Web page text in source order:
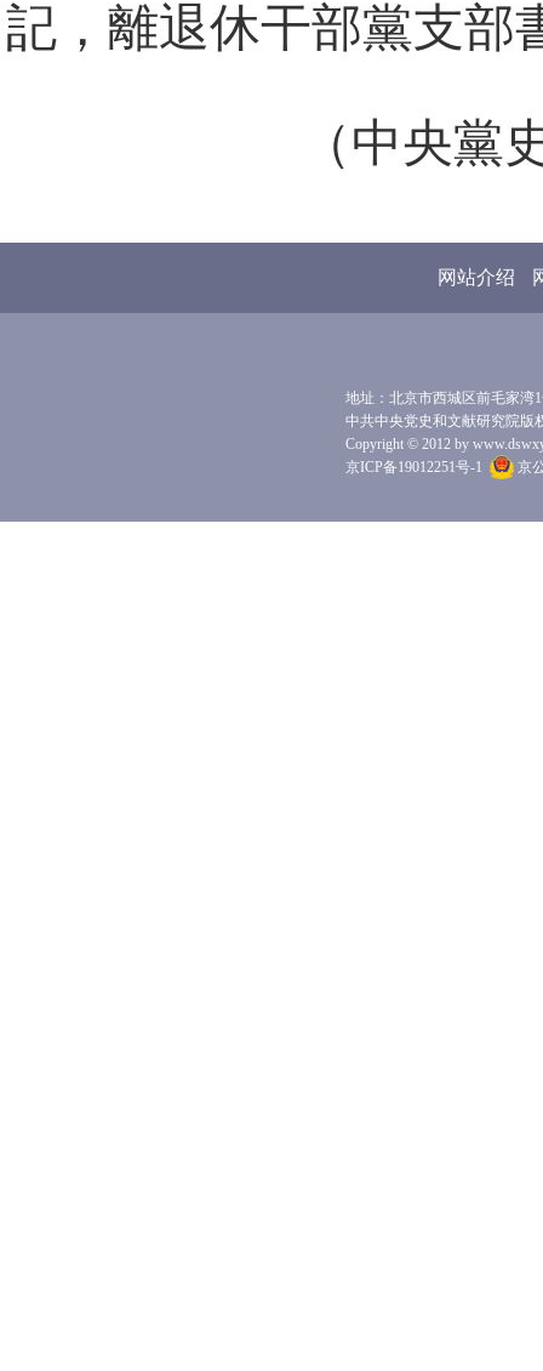
記，離退休干部黨支部
（中央黨
网站介绍
地址：北京市西城区前毛家湾
中共中央党史和文献研究院版
Copyright © 2012 by
京ICP备19012251号-1
京